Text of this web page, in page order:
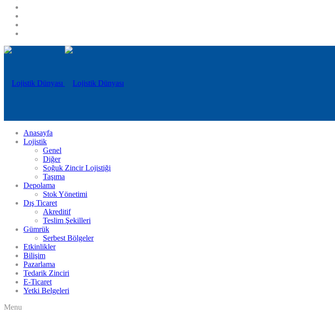
Anasayfa
Lojistik
Genel
Diğer
Soğuk Zincir Lojistiği
Taşıma
Depolama
Stok Yönetimi
Dış Ticaret
Akreditif
Teslim Şekilleri
Gümrük
Serbest Bölgeler
Etkinlikler
Bilişim
Pazarlama
Tedarik Zinciri
E-Ticaret
Yetki Belgeleri
Menu